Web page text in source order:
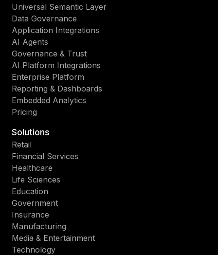
Universal Semantic Layer
Data Governance
Application Integrations
AI Agents
Governance & Trust
AI Platform Integrations
Enterprise Platform
Reporting & Dashboards
Embedded Analytics
Pricing
Solutions
Retail
Financial Services
Healthcare
Life Sciences
Education
Government
Insurance
Manufacturing
Media & Entertainment
Technology